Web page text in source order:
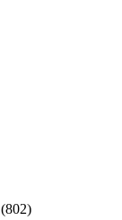
(802)